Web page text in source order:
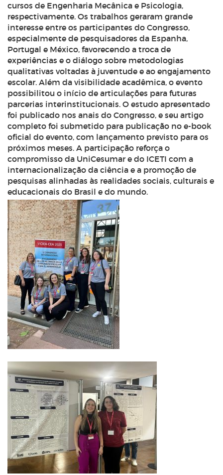
cursos de Engenharia Mecânica e Psicologia,
respectivamente. Os trabalhos geraram grande
interesse entre os participantes do Congresso,
especialmente de pesquisadores da Espanha,
Portugal e México, favorecendo a troca de
experiências e o diálogo sobre metodologias
qualitativas voltadas à juventude e ao engajamento
escolar. Além da visibilidade acadêmica, o evento
possibilitou o início de articulações para futuras
parcerias interinstitucionais. O estudo apresentado
foi publicado nos anais do Congresso, e seu artigo
completo foi submetido para publicação no e-book
oficial do evento, com lançamento previsto para os
próximos meses. A participação reforça o
compromisso da UniCesumar e do ICETI com a
internacionalização da ciência e a promoção de
pesquisas alinhadas às realidades sociais, culturais e
educacionais do Brasil e do mundo.